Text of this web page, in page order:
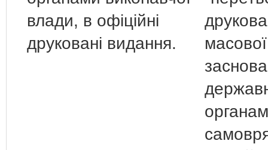
влади, в офіційні
друковані видання.